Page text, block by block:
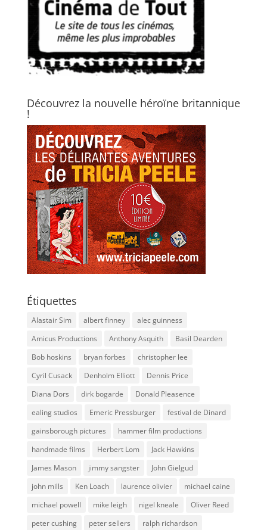
Découvrez la nouvelle héroïne britannique
!
Étiquettes
Alastair Sim albert finney
alec guinness
Amicus Productions
Anthony Asquith
Basil Dearden
Bob hoskins
bryan forbes
christopher lee
Cyril Cusack
Denholm Elliott
Dennis Price
Diana Dors
dirk bogarde
Donald Pleasence
ealing studios
Emeric Pressburger
festival de Dinard
gainsborough pictures
hammer film productions
handmade films
Herbert Lom
Jack Hawkins
James Mason
jimmy sangster
John Gielgud
john mills
Ken Loach laurence olivier
michael caine
michael powell
mike leigh nigel kneale
Oliver Reed
peter cushing
peter sellers
ralph richardson